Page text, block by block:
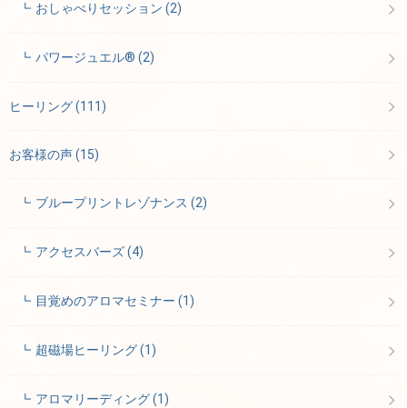
おしゃべりセッション(2)
パワージュエル®(2)
ヒーリング(111)
お客様の声(15)
ブループリントレゾナンス(2)
アクセスバーズ(4)
目覚めのアロマセミナー(1)
超磁場ヒーリング(1)
アロマリーディング(1)